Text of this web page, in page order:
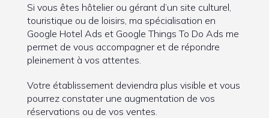
Si vous êtes hôtelier ou gérant d’un site culturel,
touristique ou de loisirs, ma spécialisation en
Google Hotel Ads et Google Things To Do Ads me
permet de vous accompagner et de répondre
pleinement à vos attentes.
Votre établissement deviendra plus visible et vous
pourrez constater une augmentation de vos
réservations ou de vos ventes.